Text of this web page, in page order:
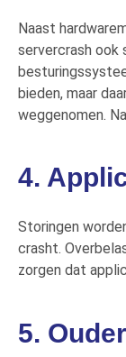
Naast
servercrash ook
bieden, maar
weggenomen.
4.
Storingen
crasht.
zorgen dat
5.